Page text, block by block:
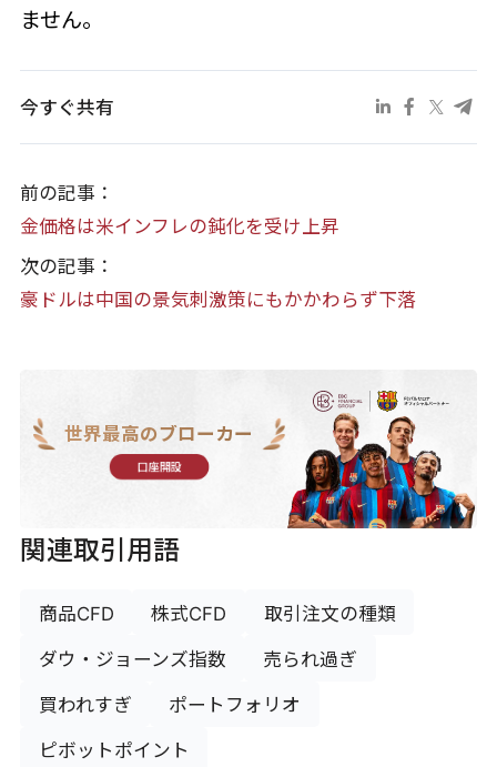
ません。
今すぐ共有
前の記事：
金価格は米インフレの鈍化を受け上昇
次の記事：
豪ドルは中国の景気刺激策にもかかわらず下落
世界最高のブローカー
口座開設
関連取引用語
商品CFD 株式CFD 取引注文の種類
ダウ・ジョーンズ指数 売られ過ぎ
買われすぎ ポートフォリオ
ピボットポイント